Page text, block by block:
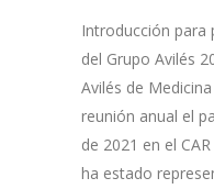
Introducción para
del Grupo Avilés
Avilés de
reunión anual el
de 2021 en el
ha estado